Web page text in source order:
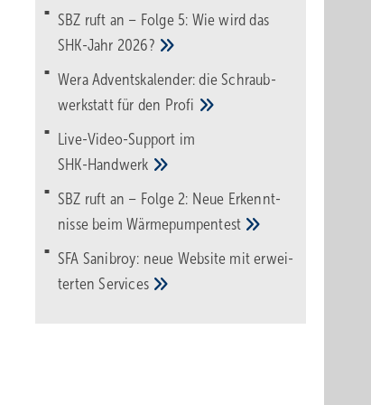
SBZ ruft an – Folge 5: Wie wird das
SHK-Jahr 2026?
Wera Adventskalender: die Schraub­
werk­statt für den Pro­fi
Live-Video-Support im
SHK-Handwerk
SBZ ruft an – Folge 2: Neue Erkennt­
nisse beimWärme­pumpen­test
SFA Sanibroy: neue Web­site mit erwei­
tertenServices